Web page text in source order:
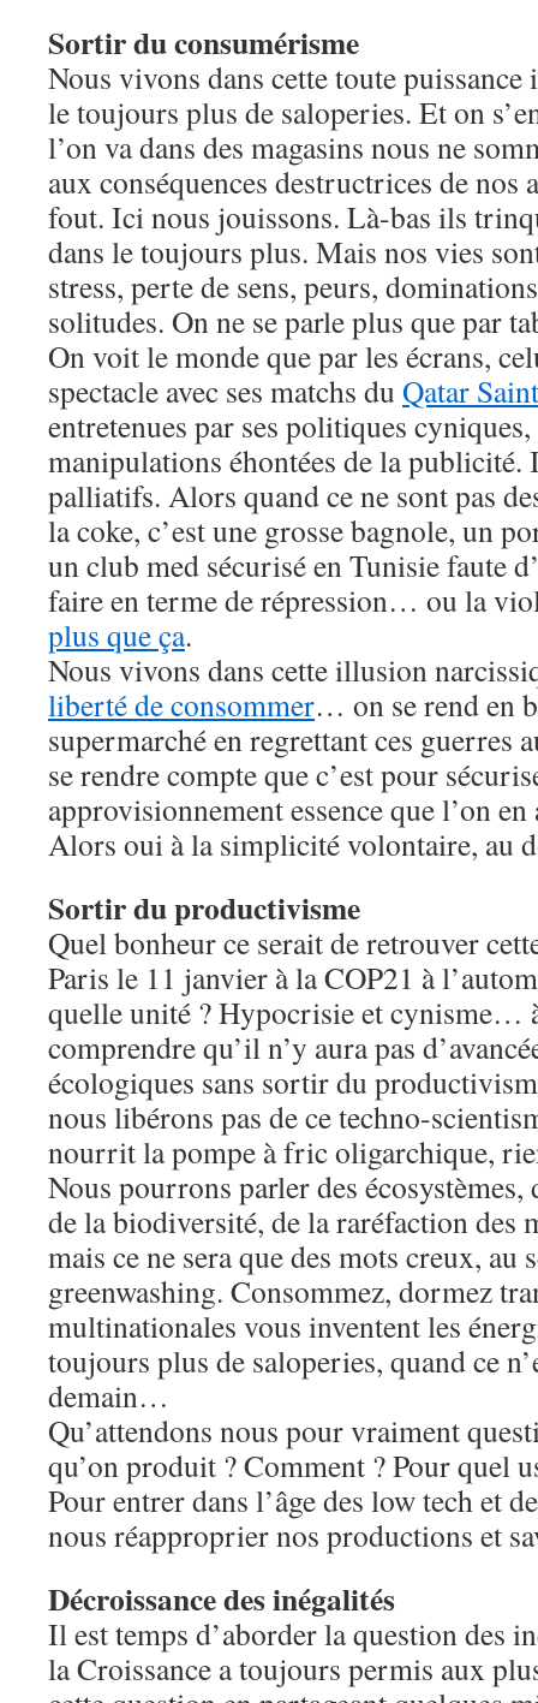
Sortir du consumérisme
Nous vivons dans cette toute
le toujours plus de saloperies. Et on
l’on va dans des magasins nous ne
aux conséquences destructrices de nos
fout. Ici nous jouissons. Là-bas ils
dans le toujours plus. Mais nos vies
stress, perte de sens, peurs,
solitudes. On ne se parle plus que par
On voit le monde que par les écrans,
spectacle avec ses matchs du Qatar
entretenues par ses politiques cyniques,
manipulations éhontées de la publicité.
palliatifs. Alors quand ce ne sont pas
la coke, c’est une grosse bagnole, un
un club med sécurisé en Tunisie faute
faire en terme de répression… ou la
plus que ça.
Nous vivons dans cette illusion
liberté de consommer… on se rend en
supermarché en regrettant ces guerres
se rendre compte que c’est pour
approvisionnement essence que l’on
Alors oui à la simplicité volontaire, au
Sortir du productivisme
Quel bonheur ce serait de retrouver
Paris le 11 janvier à la COP21 à
quelle unité ? Hypocrisie et cynisme…
comprendre qu’il n’y aura pas
écologiques sans sortir du
nous libérons pas de ce techno-
nourrit la pompe à fric oligarchique,
Nous pourrons parler des écosystèmes,
de la biodiversité, de la raréfaction
mais ce ne sera que des mots creux, au
greenwashing. Consommez, dormez
multinationales vous inventent les
toujours plus de saloperies, quand ce
demain…
Qu’attendons nous pour vraiment
qu’on produit ? Comment ? Pour quel
Pour entrer dans l’âge des low tech et
nous réapproprier nos productions et
Décroissance des inégalités
Il est temps d’aborder la question des
la Croissance a toujours permis aux